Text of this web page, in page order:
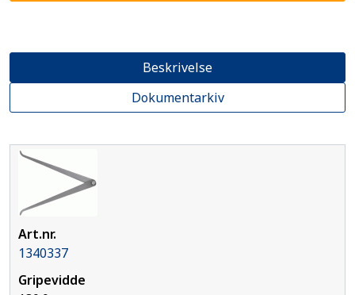
Beskrivelse
Dokumentarkiv
1340337